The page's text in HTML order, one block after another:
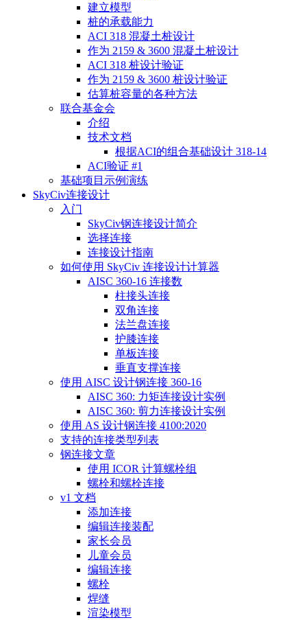
建立模型
桩的承载能力
ACI 318 混凝土桩设计
作为 2159 & 3600 混凝土桩设计
ACI 318 桩设计验证
作为 2159 & 3600 桩设计验证
估算桩容量的各种方法
联合基金会
介绍
技术文档
根据ACI的组合基础设计 318-14
ACI验证 #1
基础项目示例演练
SkyCiv连接设计
入门
SkyCiv钢连接设计简介
选择连接
连接设计指南
如何使用 SkyCiv 连接设计计算器
AISC 360-16 连接数
柱接头连接
双角连接
法兰盘连接
护膝连接
单板连接
垂直支撑连接
使用 AISC 设计钢连接 360-16
AISC 360: 力矩连接设计实例
AISC 360: 剪力连接设计实例
使用 AS 设计钢连接 4100:2020
支持的连接类型列表
钢连接文章
使用 ICOR 计算螺栓组
螺栓和螺栓连接
v1 文档
添加连接
编辑连接装配
家长会员
儿童会员
编辑连接
螺栓
焊缝
渲染模型